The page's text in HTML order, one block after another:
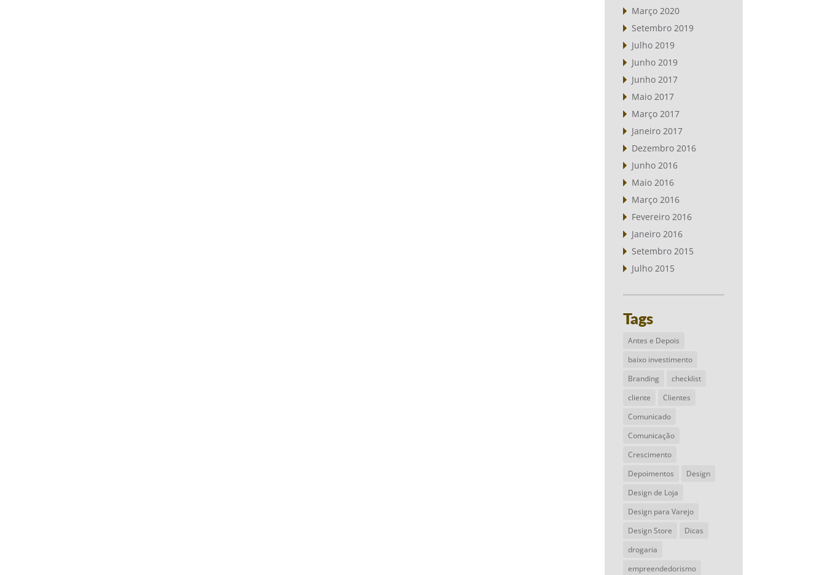
Março 2020
Setembro 2019
Julho 2019
Junho 2019
Junho 2017
Maio 2017
Março 2017
Janeiro 2017
Dezembro 2016
Junho 2016
Maio 2016
Março 2016
Fevereiro 2016
Janeiro 2016
Setembro 2015
Julho 2015
Tags
Antes e Depois
baixo investimento
Branding
checklist
cliente
Clientes
Comunicado
Comunicação
Crescimento
Depoimentos
Design
Design de Loja
Design para Varejo
Design Store
Dicas
drogaria
empreendedorismo